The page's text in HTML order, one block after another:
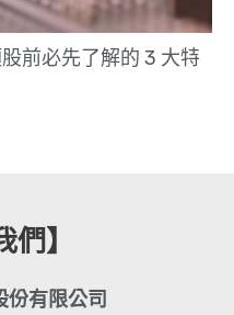
前必先了解的 3 大特
們】
份有限公司